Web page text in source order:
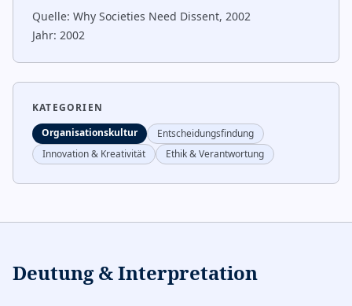
Quelle: Why Societies Need Dissent, 2002
Jahr: 2002
KATEGORIEN
Organisationskultur
Entscheidungsfindung
Innovation & Kreativität
Ethik & Verantwortung
Deutung & Interpretation